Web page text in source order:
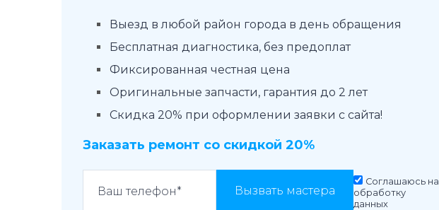
Выезд в любой район города в день обращения
Бесплатная диагностика, без предоплат
Фиксированная честная цена
Оригинальные запчасти, гарантия до 2 лет
Скидка 20% при оформлении заявки с сайта!
Заказать ремонт со скидкой 20%
Вызвать мастера
Соглашаюсь на
обработку
данных